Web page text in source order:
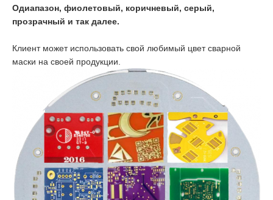
Oдиапазон, фиолетовый, коричневый, серый,
прозрачный и так далее.
Клиент может использовать свой любимый цвет сварной
маски на своей продукции.